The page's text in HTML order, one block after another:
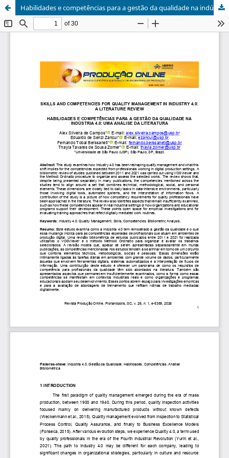
Habilidades e competências para a gestão da qualidade na indústria 4.0